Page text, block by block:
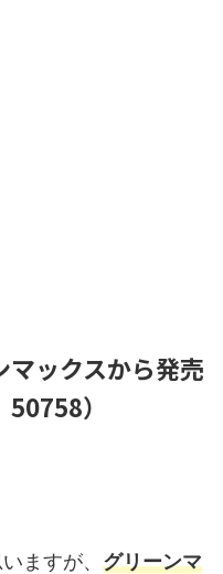
ックスから発売
）
ますが、 グリーンマ